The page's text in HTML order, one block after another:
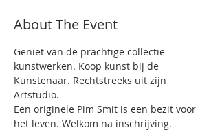
About The Event
Geniet van de prachtige collectie
kunstwerken. Koop kunst bij de
Kunstenaar. Rechtstreeks uit zijn
Artstudio.
Een originele Pim Smit is een bezit voor
het leven. Welkom na inschrijving.